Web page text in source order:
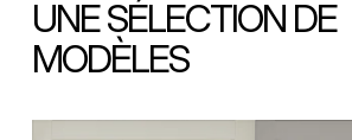
UNE SÉLECTION DE
MODÈLES